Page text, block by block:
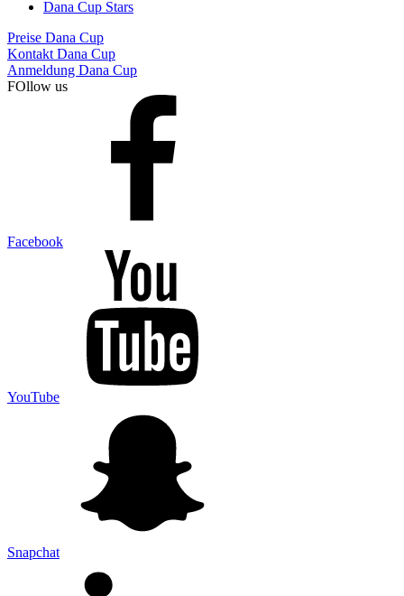
Dana Cup Stars
Preise Dana Cup
Kontakt Dana Cup
Anmeldung Dana Cup
FOllow us
Facebook
YouTube
Snapchat